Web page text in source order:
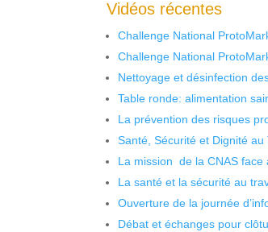
Vidéos récentes
Challenge National
Challenge National
Nettoyage et désinfection
Table ronde: alimentation
La prévention des risques
Santé, Sécurité et Dignité au
La mission de la CNAS face
La santé et la sécurité au
Ouverture de la journée
Débat et échanges pour